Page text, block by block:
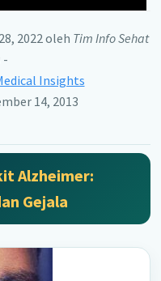
2022oleh Tim Info Sehat
-
Insights
14, 2013
Alzheimer:
Gejala